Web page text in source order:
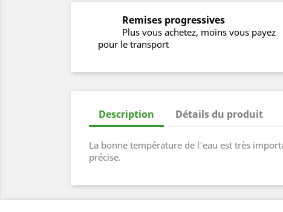
Remises progressives
Plus vous achetez, moins vous payez
pour le transport
Description Détails du produit
La bonne température de l'eau est très
précise.